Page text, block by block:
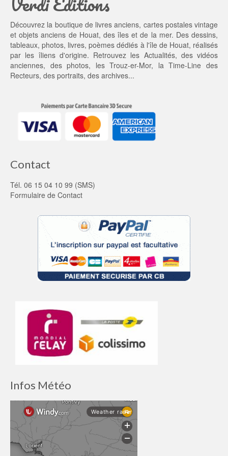
t :
5,
0
0 €.
Découvrez la boutique de livres anciens, cartes postales vintage
et objets anciens de Houat, des îles et de la mer. Des dessins,
tableaux, photos, livres, poèmes dédiés à l'île de Houat, réalisés
par les îliens d'origine. Retrouvez les Actualités, des vidéos
anciennes, desphotos, lesTrouz-er-Mor, laTime-Line des
Recteurs, des portraits, des archives...
Contact
Tél. 06 15 04 10 99 (SMS)
Formulaire de Contact
Infos Météo